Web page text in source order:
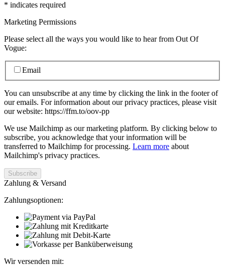
* indicates required
Marketing Permissions
Please select all the ways you would like to hear from Out Of
Vogue:
Email
You can unsubscribe at any time by clicking the link in the footer of
our emails. For information about our privacy practices, please visit
our website: https://ffm.to/oov-pp
We use Mailchimp as our marketing platform. By clicking below to
subscribe, you acknowledge that your information will be
transferred to Mailchimp for processing. Learn more about
Mailchimp's privacy practices.
Zahlung & Versand
Zahlungsoptionen:
Wir versenden mit: